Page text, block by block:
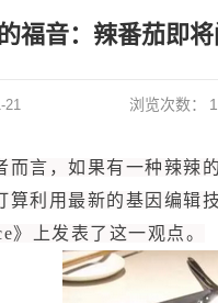
福音：辣番茄即
21 浏览次数：
而言，如果有一种辣辣
算利用最新的基因编辑
》上发表了这一观点。